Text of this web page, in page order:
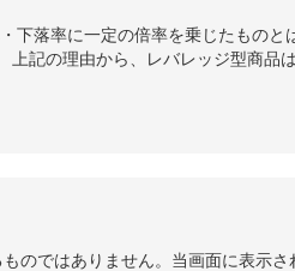
下落率に一定の倍率を乗じたものと
記の理由から、レバレッジ型商品
のではありません。当画面に表示さ